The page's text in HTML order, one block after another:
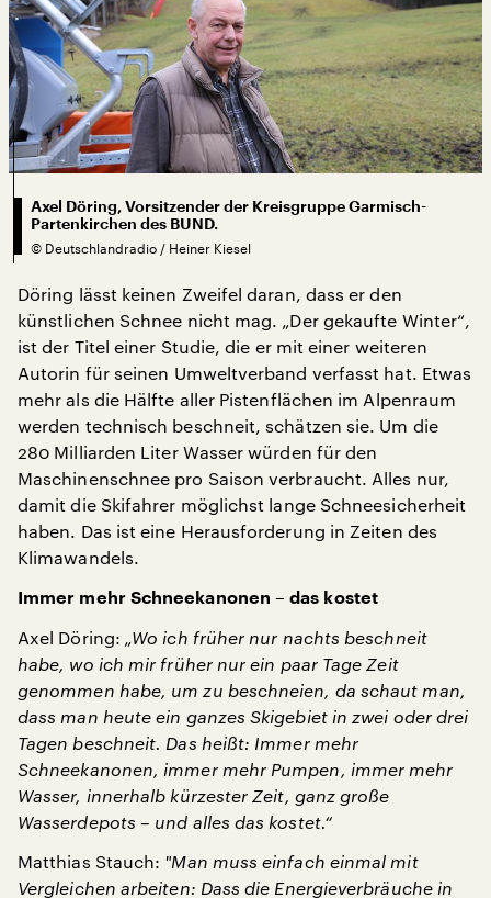
Axel Döring, Vorsitzender der Kreisgruppe Garmisch-
Partenkirchen des BUND.
© Deutschlandradio / Heiner Kiesel
Döring lässt keinen Zweifel daran, dass er den
künstlichen Schnee nicht mag. „Der gekaufte Winter“,
ist der Titel einer Studie, die er mit einer weiteren
Autorin für seinen Umweltverband verfasst hat. Etwas
mehr als die Hälfte aller Pistenflächen im Alpenraum
werden technisch beschneit, schätzen sie. Um die
280 Milliarden Liter Wasser würden für den
Maschinenschnee pro Saison verbraucht. Alles nur,
damit die Skifahrer möglichst lange Schneesicherheit
haben. Das ist eine Herausforderung in Zeiten des
Klimawandels.
Immer mehr Schneekanonen – das kostet
Axel Döring: „Wo ich früher nur nachts beschneit
habe, wo ich mir früher nur ein paar Tage Zeit
genommen habe, um zu beschneien, da schaut man,
dass man heute ein ganzes Skigebiet in zwei oder drei
Tagen beschneit. Das heißt: Immer mehr
Schneekanonen, immer mehr Pumpen, immer mehr
Wasser, innerhalb kürzester Zeit, ganz große
Wasserdepots – und alles das kostet.“
Matthias Stauch: "Man muss einfach einmal mit
Vergleichen arbeiten: Dass die Energieverbräuche in